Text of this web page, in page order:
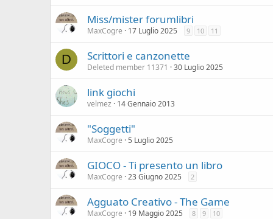
Miss/mister forumlibri
MaxCogre 17 Luglio 2025 9 10 11
D Scrittori e canzonette
Deleted member 11371 30 Luglio 2025
link giochi
velmez 14 Gennaio 2013
"Soggetti"
MaxCogre 5 Luglio 2025
GIOCO - Ti presento un libro
MaxCogre 23 Giugno 2025 2
Agguato Creativo - The Game
MaxCogre 19 Maggio 2025 8 9 10